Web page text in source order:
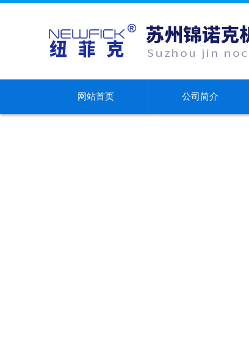
网站首页 公司简介